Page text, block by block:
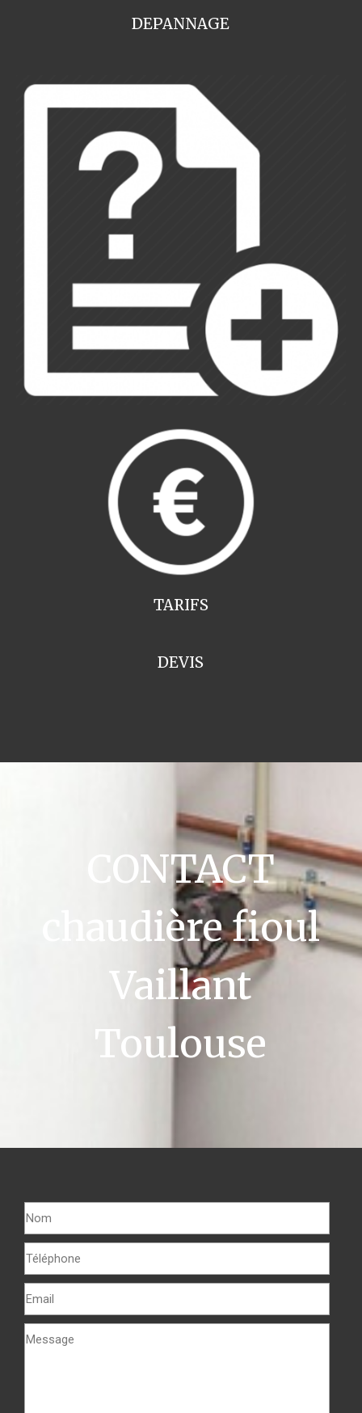
DEPANNAGE
TARIFS
DEVIS
CONTACT
chaudière fioul
Vaillant
Toulouse